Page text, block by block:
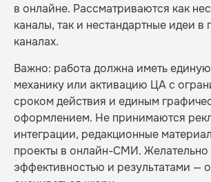
в онлайне. Рассматриваются как
каналы, так и нестандартные идеи в
каналах.
Важно: работа должна иметь
механику или активацию ЦА с
сроком действия и единым
оформлением. Не принимаются
интеграции, редакционные
проекты в онлайн-СМИ. Желательно
эффективностью и результатами —